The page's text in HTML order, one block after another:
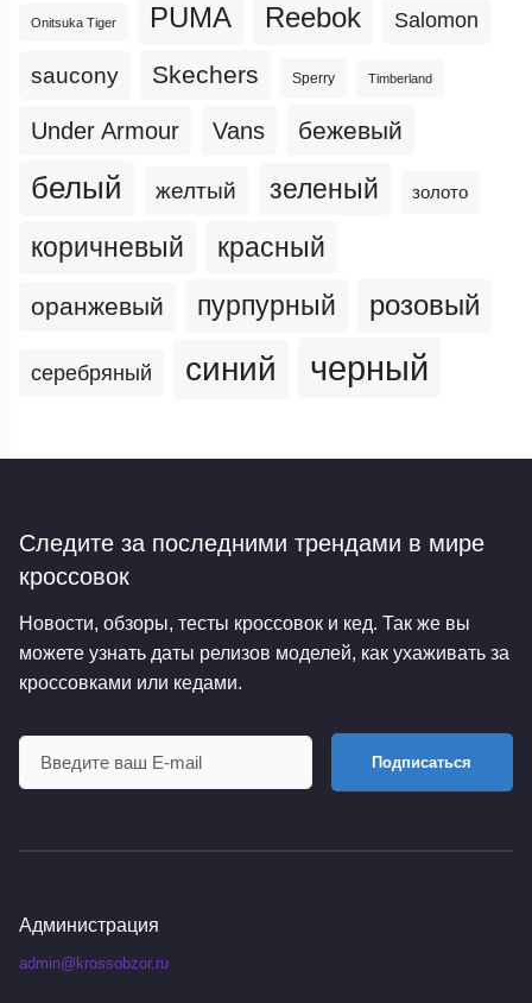
Onitsuka Tiger PUMA Reebok Salomon
saucony Skechers Sperry Timberland
Under Armour Vans бежевый
белый желтый зеленый золото
коричневый красный
оранжевый пурпурный розовый
серебряный синий черный
Следите за последними трендами в мире
кроссовок
Новости, обзоры, тесты кроссовок и кед. Так же вы
можете узнать даты релизов моделей, как ухаживать за
кроссовками или кедами.
Подписаться
Администрация
admin@krossobzor.ru